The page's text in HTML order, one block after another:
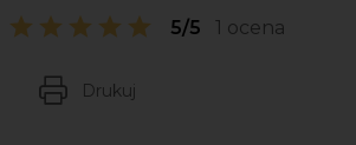
5/5 1 ocena
Drukuj